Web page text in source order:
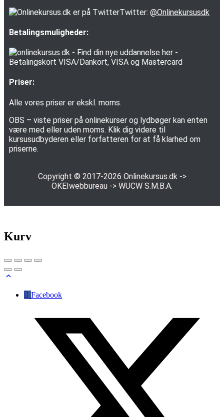
Twitter: @Onlinekursusdk
Betalingsmuligheder:
Priser:
Alle vores priser er ekskl. moms.
OBS – viste priser på onlinekurser og lydbøger kan enten
være med eller uden moms. Klik dig videre til
kursusudbyderen eller forfatteren for at få klarhed om
priserne.
Copyright © 2017-2026 Onlinekursus.dk ->
OKEIwebbureau -> WUCW S.M.B.A.
Kurv
Facebook